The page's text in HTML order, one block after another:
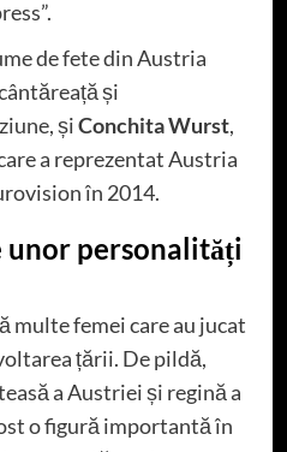
de fete din Austria
și
șiConchita Wurst,
a reprezentat Austria
în 2014.
unor personalități
multe femei care au jucat
țării. De pildă,
a Austriei și regină a
o figură importantă în